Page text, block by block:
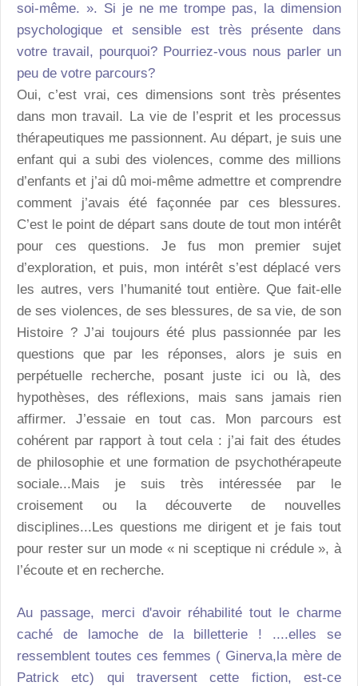
soi-même. ». Si je ne me trompe pas, la dimension
psychologique et sensible est très présente dans
votre travail, pourquoi? Pourriez-vous nous parler un
peu de votre parcours?
Oui, c’est vrai, ces dimensions sont très présentes
dans mon travail. La vie de l’esprit et les processus
thérapeutiques me passionnent. Au départ, je suis une
enfant qui a subi des violences, comme des millions
d’enfants et j’ai dû moi-même admettre et comprendre
comment j’avais été façonnée par ces blessures.
C’est le point de départ sans doute de tout mon intérêt
pour ces questions. Je fus mon premier sujet
d’exploration, et puis, mon intérêt s’est déplacé vers
les autres, vers l’humanité tout entière. Que fait-elle
de ses violences, de ses blessures, de sa vie, de son
Histoire ? J’ai toujours été plus passionnée par les
questions que par les réponses, alors je suis en
perpétuelle recherche, posant juste ici ou là, des
hypothèses, des réflexions, mais sans jamais rien
affirmer. J’essaie en tout cas. Mon parcours est
cohérent par rapport à tout cela : j’ai fait des études
de philosophie et une formation de psychothérapeute
sociale...Mais je suis très intéressée par le
croisement ou la découverte de nouvelles
disciplines...Les questions me dirigent et je fais tout
pour rester sur un mode « ni sceptique ni crédule », à
l’écoute et en recherche.
Au passage, merci d'avoir réhabilité tout le charme
caché de lamoche de la billetterie ! ....elles se
ressemblent toutes ces femmes ( Ginerva,la mère de
Patrick etc) qui traversent cette fiction, est-ce